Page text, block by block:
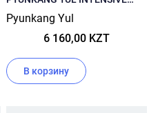
CERAMIDE LOTION 500 МЛ
Pyunkang Yul
6 160,00 KZT
В корзину